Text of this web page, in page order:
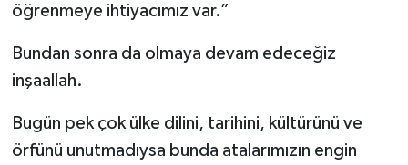
öğrenmeye ihtiyacımız var.”
Bundan sonra da olmaya devam edeceğiz
inşaallah.
Bugün pek çok ülke dilini, tarihini, kültürünü ve
örfünü unutmadıysa bunda atalarımızın engin
Iğdır Müftülüğü
Isparta Müftülüğü